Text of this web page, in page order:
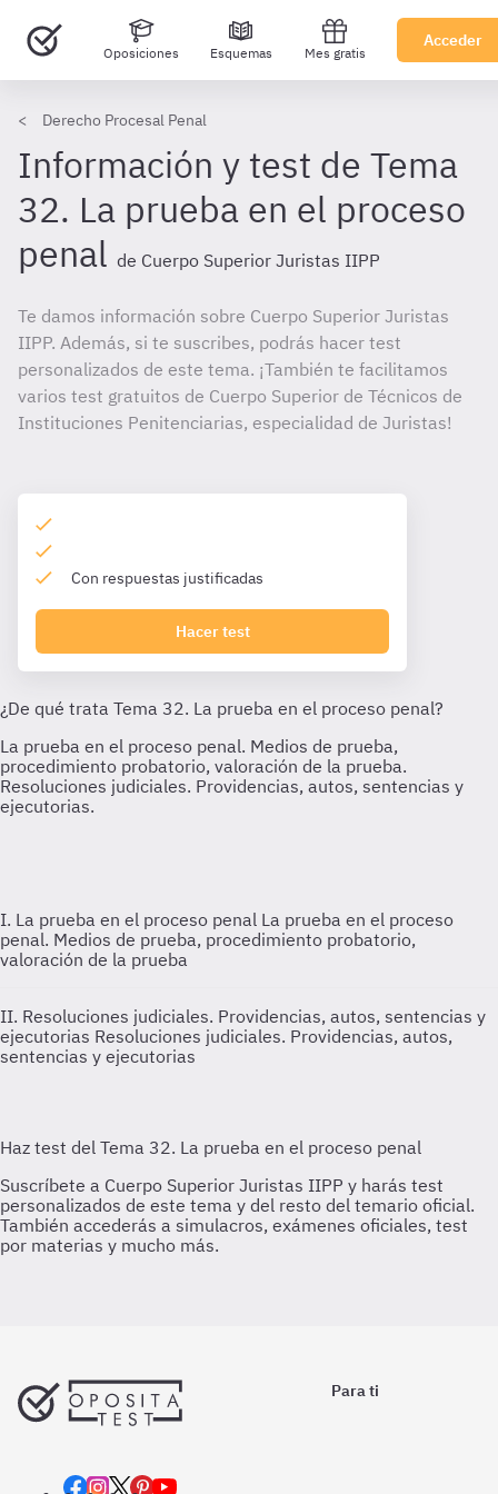
Oposiciones Esquemas Mes gratis
Acceder
Derecho Procesal Penal
Información y test de Tema
32. La prueba en el proceso
penal de Cuerpo Superior Juristas IIPP
Te damos información sobre Cuerpo Superior Juristas
IIPP. Además, si te suscribes, podrás hacer test
personalizados de este tema. ¡También te facilitamos
varios test gratuitos de Cuerpo Superior de Técnicos de
Instituciones Penitenciarias, especialidad de Juristas!
Con respuestas justificadas
Hacer test
I. La prueba en el proceso penal La prueba en el proceso
penal. Medios de prueba, procedimiento probatorio,
valoración de la prueba
II. Resoluciones judiciales. Providencias, autos, sentencias y
ejecutorias Resoluciones judiciales. Providencias, autos,
sentencias y ejecutorias
Para ti